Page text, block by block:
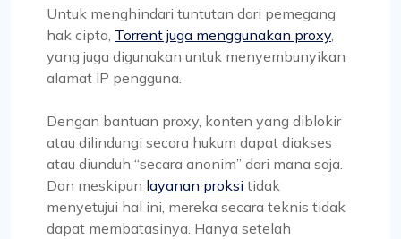
Untuk menghindari tuntutan dari pemegang
hak cipta, Torrent juga menggunakan proxy,
yang juga digunakan untuk menyembunyikan
alamat IP pengguna.
Dengan bantuan proxy, konten yang diblokir
atau dilindungi secara hukum dapat diakses
atau diunduh “secara anonim” dari mana saja.
Dan meskipun layanan proksi tidak
menyetujui hal ini, mereka secara teknis tidak
dapat membatasinya. Hanya setelah